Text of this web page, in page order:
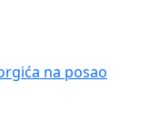
na posao